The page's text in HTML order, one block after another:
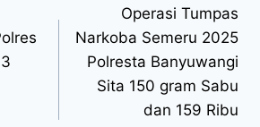
Operasi Tumpas
Narkoba Semeru 2025
Polresta Banyuwangi
Sita 150 gram Sabu
dan 159 Ribu